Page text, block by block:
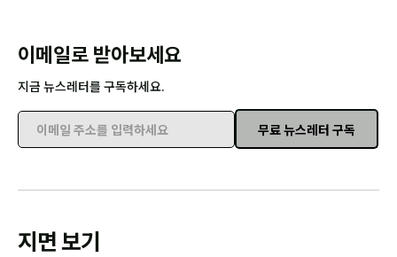
이메일로 받아보세요
지금 뉴스레터를 구독하세요.
이메일 주소를 입력하세요
무료 뉴스레터 구독
지면 보기